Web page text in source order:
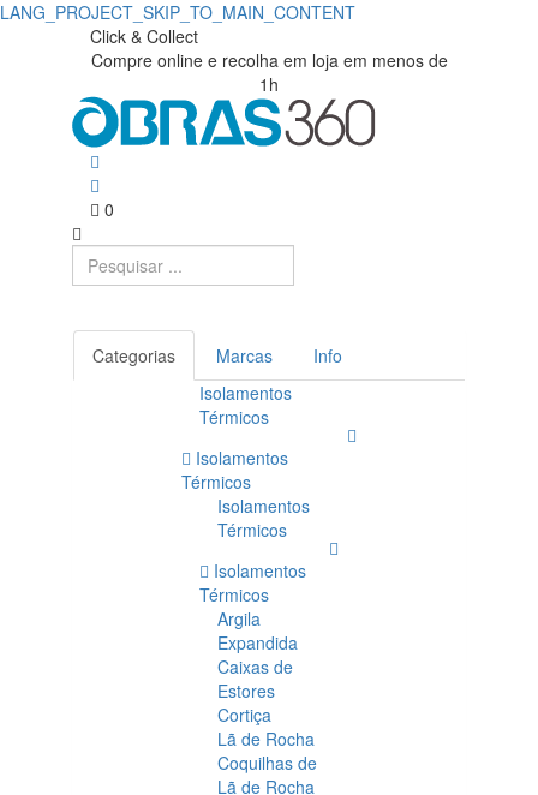
LANG_PROJECT_SKIP_TO_MAIN_CONTENT
Click & Collect
Compre online e recolha em loja em menos de
1h
0
Categorias Marcas
Info
Isolamentos
Térmicos
Isolamentos
Térmicos
Isolamentos
Térmicos
Isolamentos
Térmicos
Argila
Expandida
Caixas de
Estores
Cortiça
Lã de Rocha
Coquilhas de
Lã de Rocha